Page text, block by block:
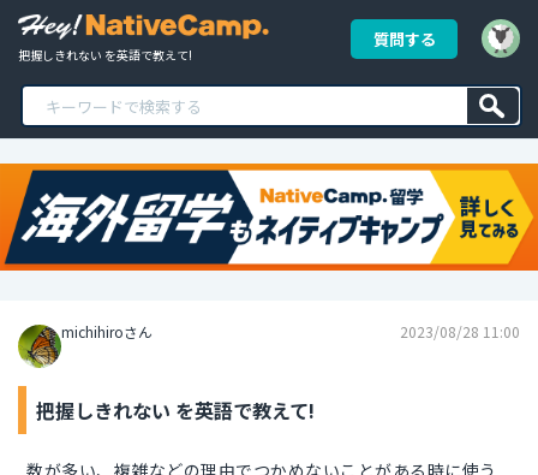
把握しきれない を英語で教えて!
質問する
michihiroさん 2023/08/28 11:00
把握しきれない を英語で教えて!